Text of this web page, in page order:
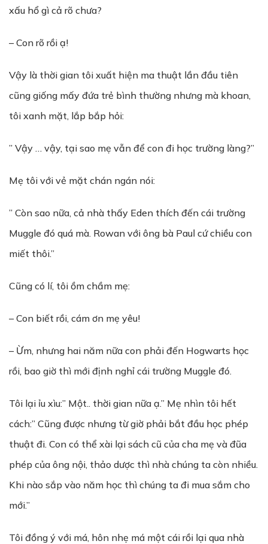
xấu hổ gì cả rõ chưa?
– Con rõ rồi ạ!
Vậy là thời gian tôi xuất hiện ma thuật lần đầu tiên
cũng giống mấy đứa trẻ bình thường nhưng mà khoan,
tôi xanh mặt, lắp bắp hỏi:
” Vậy … vậy, tại sao mẹ vẫn để con đi học trường làng?”
Mẹ tôi với vẻ mặt chán ngán nói:
” Còn sao nữa, cả nhà thấy Eden thích đến cái trường
Muggle đó quá mà. Rowan với ông bà Paul cứ chiều con
miết thôi.”
Cũng có lí, tôi ồm chầm mẹ:
– Con biết rồi, cám ơn mẹ yêu!
– Ừm, nhưng hai năm nữa con phải đến Hogwarts học
rồi, bao giờ thì mới định nghỉ cái trường Muggle đó.
Tôi lại ỉu xìu:” Một.. thời gian nữa ạ.” Mẹ nhìn tôi hết
cách:” Cũng được nhưng từ giờ phải bắt đầu học phép
thuật đi. Con có thể xài lại sách cũ của cha mẹ và đũa
phép của ông nội, thảo dược thì nhà chúng ta còn nhiều.
Khi nào sắp vào năm học thì chúng ta đi mua sắm cho
mới.”
Tôi đồng ý với má, hôn nhẹ má một cái rồi lại qua nhà